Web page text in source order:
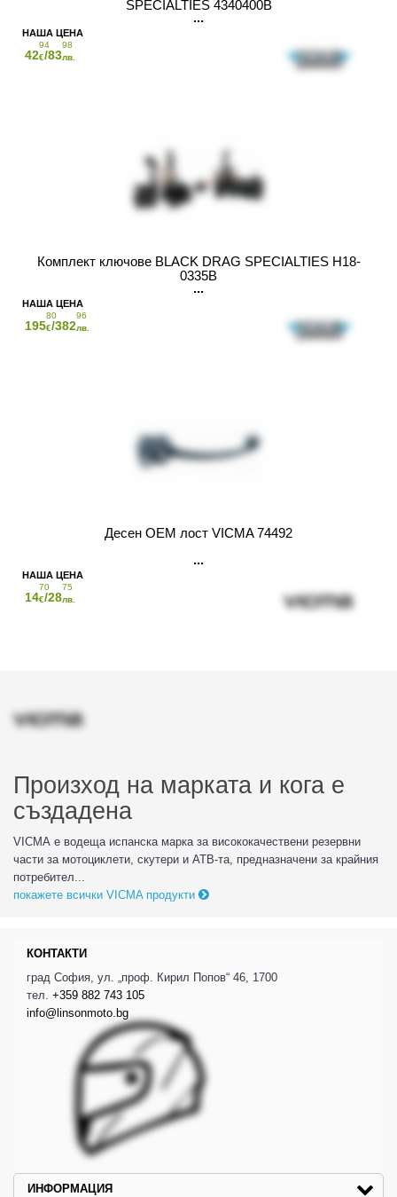
Произход на марката и кога е
създадена
VICMA е водеща испанска марка за висококачествени резервни
части за мотоциклети, скутери и АТВ-та, предназначени за крайния
потребител...
покажете всички VICMA продукти
SPECIALTIES 4340400B
42
94
€/83
98
лв.
Комплект ключове BLACK DRAG SPECIALTIES H18-
0335B
195
80
€/382
96
лв.
Десен OEM лост VICMA 74492
14
70
€/28
75
лв.
КОНТАКТИ
град София, ул. „проф. Кирил Попов“ 46, 1700
тел. +359 882 743 105
info@linsonmoto.bg
ИНФОРМАЦИЯ